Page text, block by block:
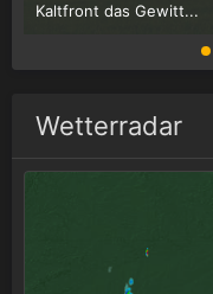
Kaltfront das Gewitt...
Wetterradar